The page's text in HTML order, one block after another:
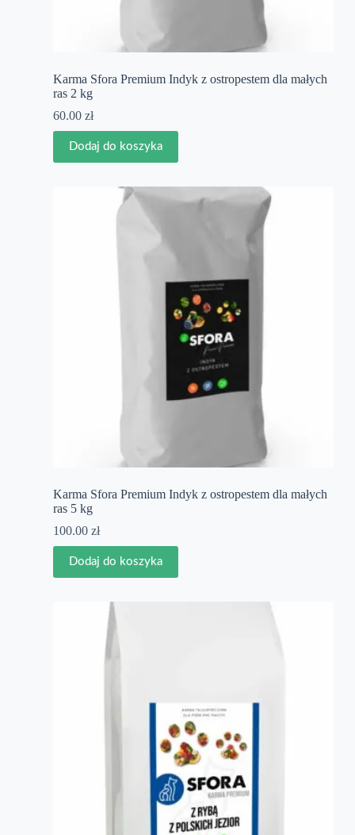
Karma Sfora Premium Indyk z ostropestem dla małych
ras 2 kg
60.00 zł
Dodaj do koszyka
Karma Sfora Premium Indyk z ostropestem dla małych
ras 5 kg
100.00 zł
Dodaj do koszyka